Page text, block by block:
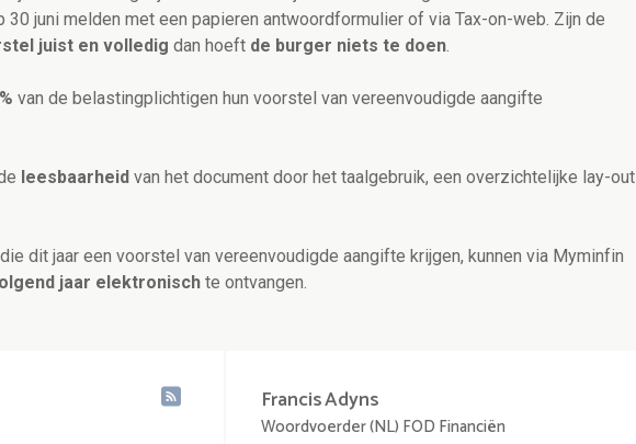
30 juni melden met een papieren antwoordformulier of via Tax-on-web. Zijn de
juist en volledig dan hoeft de burger niets te doen.
van de belastingplichtigen hun voorstel van vereenvoudigde aangifte
leesbaarheid van het document door het taalgebruik, een overzichtelijke lay-out
dit jaar een voorstel van vereenvoudigde aangifte krijgen, kunnen via Myminfin
jaar elektronisch te ontvangen.
FrancisAdyns
Woordvoerder (NL) FOD Financiën